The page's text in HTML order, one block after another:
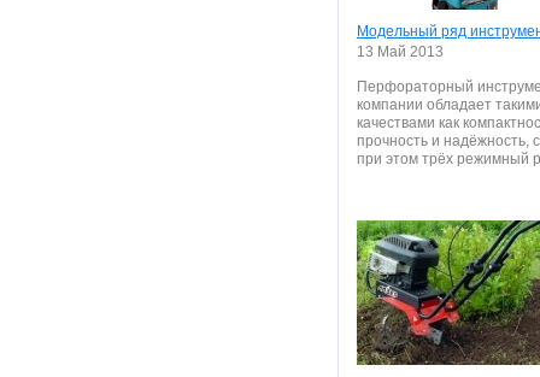
Модельный ряд
13 Май 2013
Перфораторный
компании обладает
качествами как
прочность и надёжность,
при этом трёх режимный